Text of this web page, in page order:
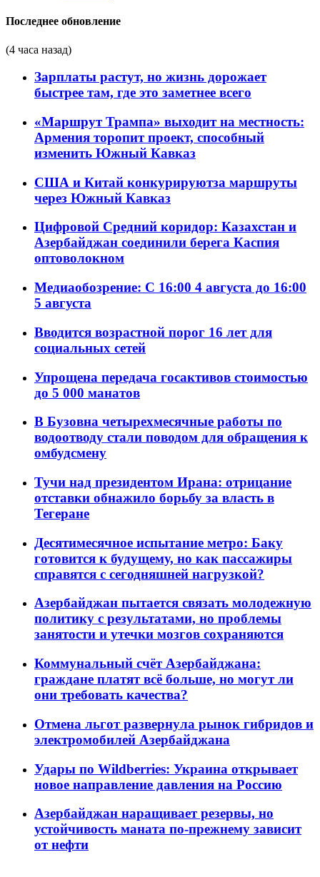
Последнее обновление
(4 часа назад)
Зарплаты растут, но жизнь дорожает
быстрее там, где это заметнее всего
«Маршрут Трампа» выходит на местность:
Армения торопит проект, способный
изменить Южный Кавказ
США и Китай конкурируютза маршруты
через Южный Кавказ
Цифровой Средний коридор: Казахстан и
Азербайджан соединили берега Каспия
оптоволокном
Медиаобозрение: С 16:00 4 августа до 16:00
5 августа
Вводится возрастной порог 16 лет для
социальных сетей
Упрощена передача госактивов стоимостью
до 5 000 манатов
В Бузовна четырехмесячные работы по
водоотводу стали поводом для обращения к
омбудсмену
Тучи над президентом Ирана: отрицание
отставки обнажило борьбу за власть в
Тегеране
Десятимесячное испытание метро: Баку
готовится к будущему, но как пассажиры
справятся с сегодняшней нагрузкой?
Азербайджан пытается связать молодежную
политику с результатами, но проблемы
занятости и утечки мозгов сохраняются
Коммунальный счёт Азербайджана:
граждане платят всё больше, но могут ли
они требовать качества?
Отмена льгот развернула рынок гибридов и
электромобилей Азербайджана
Удары по Wildberries: Украина открывает
новое направление давления на Россию
Азербайджан наращивает резервы, но
устойчивость маната по-прежнему зависит
от нефти